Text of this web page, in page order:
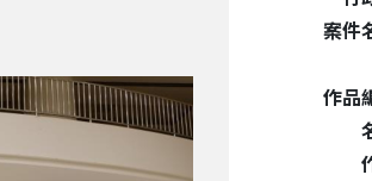
案件
作品